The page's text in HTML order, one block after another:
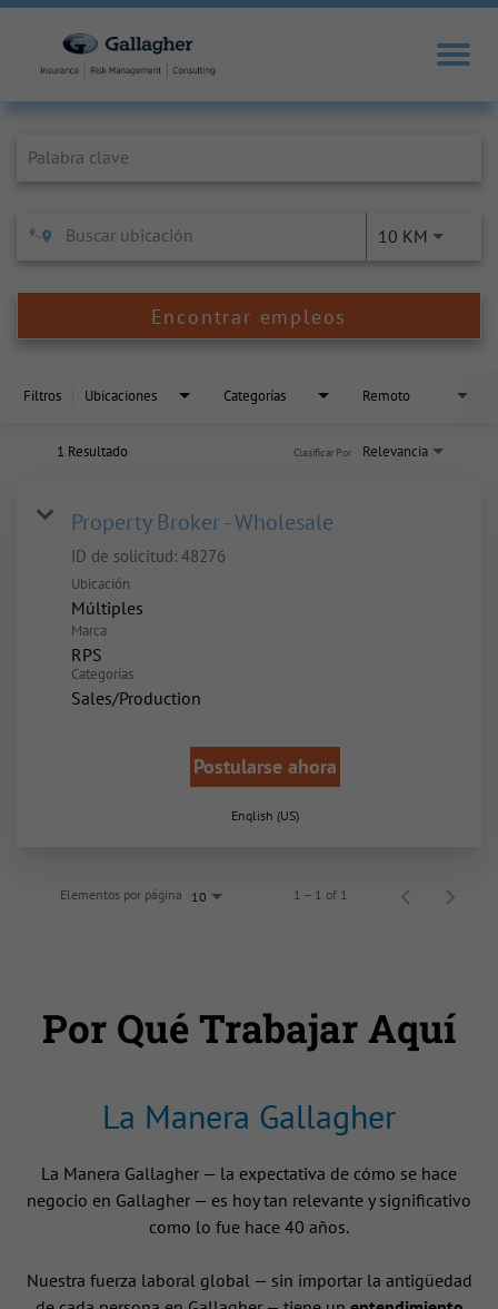
10 KM
Encontrar empleos
Filtros Ubicaciones Categorías Remoto
1 Resultado Relevancia
Clasificar Por
Property Broker - Wholesale
ID de solicitud: 48276
Ubicación
Múltiples
Marca
RPS
Categorías
Sales/Production
Postularse ahora
English (US)
Elementos por página 10 1 – 1 of 1
Por Qué Trabajar Aquí
La Manera Gallagher
La Manera Gallagher — la expectativa de cómo se hace
negocio en Gallagher — es hoy tan relevante y significativo
como lo fue hace 40 años.
Nuestra fuerza laboral global — sin importar la antigüedad